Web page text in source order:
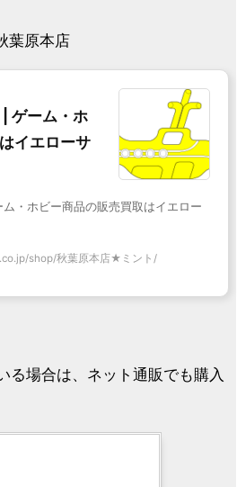
葉原本店
ゲーム・ホ
イエローサ
・ホビー商品の販売買取はイエロー
shop/秋葉原本店★ミント/
る場合は、ネット通販でも購入